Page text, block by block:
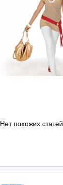
Нет похожих статей.